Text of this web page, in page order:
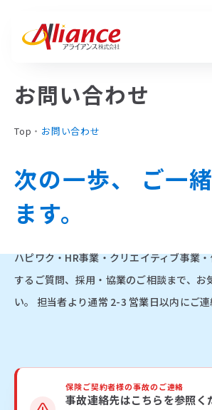
私たちについて
Mission・Vision・Value
会社概要
サービス
ハピワク・HR事業
クリエイティブ事業
お知らせ
活動実績
お問い合わせ
Top ・ お問い合わせ
次の一歩、
ご一
ます。
ハピワク・HR事業・クリエイティブ事業
するご質問、採用・協業のご相談まで、お
い。
担当者より通常 2-3 営業日以内にご連
保険ご契約者様の事故のご連絡
事故連絡先はこちらを参照く